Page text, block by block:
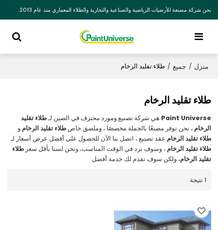
نحن شركة مصنعة للأرضيات الرياضية والصناعية والتجارية والطلاء المعماري منذ عام 2013.
منزل / جميع / طلاء تقليد الرخام
طلاء تقليد الرخام
Paint Universe هي شركة تصنيع ومورد محترف في الصين لـطلاء تقليد
الرخام ، نحن نوفر مصنعًا بالجملة مخصصًا ، وملصق خاصطلاء تقليد الرخام و
طلاء تقليد الرخام عقد تصنيع ، اتصل بنا الآن للحصول على أفضل عرض أسعار لـ
طلاء تقليد الرخام ، وسوف نرد في الوقت المناسب، ونحن لسنا بأقل سعرطلاء
تقليد الرخام، ولكن سوف نقدم لك خدمة أفضل.
1 نتيجة